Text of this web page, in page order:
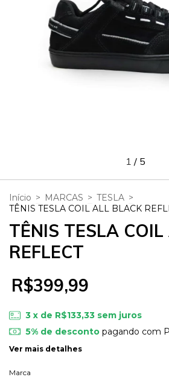
1 / 5
Início > MARCAS > TESLA >
TÊNIS TESLA COIL ALL BLACK
TÊNIS TESLA
REFLECT
R$399,99
3 x de R$133,33 sem juros
5% de descontopagando com
Ver mais detalhes
Marca